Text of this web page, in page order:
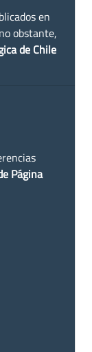
en
obstante,
de Chile
Página